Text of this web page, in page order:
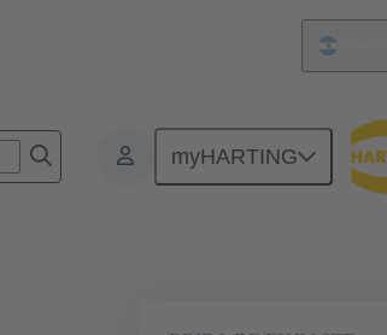
myHARTING
Han-Modular® el conector modular